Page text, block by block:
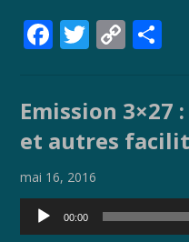
F
e
b
o
o
k
T
er
C
y
Li
k
g
er
Emission 3×27
et autres
mai 16, 2016
Lecteur
audio
00:00